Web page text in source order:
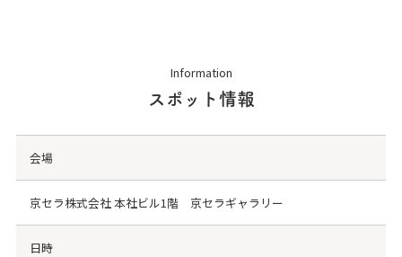
Information
スポット情報
会場
京セラ株式会社 本社ビル1階 京セラギャラリー
日時